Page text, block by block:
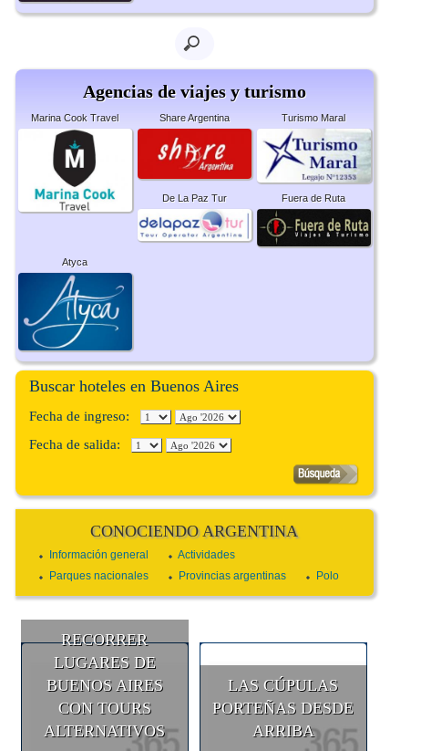
Agencias de viajes y turismo
Marina Cook Travel Share Argentina Turismo Maral
De La Paz Tur Fuera de Ruta
Atyca
Buscar hoteles en Buenos Aires
Fecha de ingreso:
Fecha de salida:
CONOCIENDO ARGENTINA
Información general
Actividades
Parques nacionales
Provincias argentinas Polo
RECORRER
LUGARES DE
BUENOS AIRES
CON TOURS
ALTERNATIVOS
LAS CÚPULAS
PORTEÑAS DESDE
ARRIBA